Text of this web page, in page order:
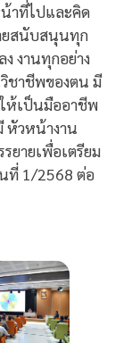
าที่ไปและคิด
ยสนับสนุนทุก
งานทุกอย่าง
ชาชีพของตน มี
ห้เป็นมืออาชีพ
หัวหน้างาน
ยายเพื่อเตรียม
ที่ 1/2568 ต่อ